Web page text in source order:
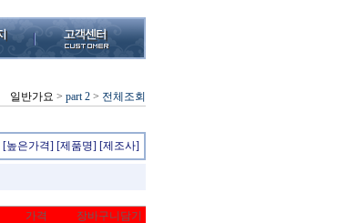
일반가요 > part 2 > 전체조회
[높은가격] [제품명] [제조사]
가격 장바구니담기